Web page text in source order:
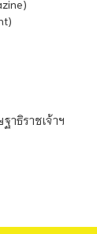
าธิราชเจ้าฯ